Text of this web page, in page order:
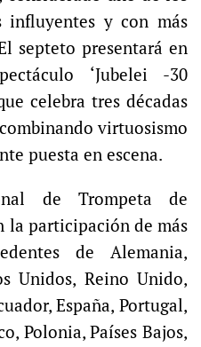
influyentes y con más
septeto presentará en
‘Jubelei -30
celebra tres décadas
virtuosismo
puesta en escena.
de Trompeta de
la participación de más
de Alemania,
Unidos, Reino Unido,
España, Portugal,
Polonia, Países Bajos,